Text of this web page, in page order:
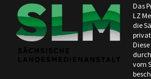
Das
LZ
die
vom